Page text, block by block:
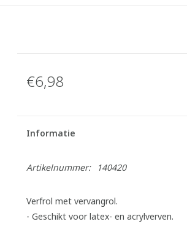
€6,98
Informatie
Artikelnummer: 140420
Verfrol met vervangrol.
- Geschikt voor latex- en acrylverven.